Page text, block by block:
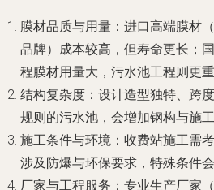
膜材品质与用量：进口高端膜材
品牌）成本较高，但寿命更长；
程膜材用量大，污水池工程则更重
结构复杂度：设计造型独特、跨
规则的污水池，会增加钢构与施
施工条件与环境：收费站施工需
涉及防爆与环保要求，特殊条件
厂家与工程服务：专业生产厂家